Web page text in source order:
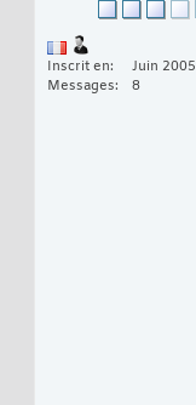
Inscrit en
Juin 2005
Messages
8